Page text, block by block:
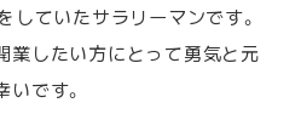
ていたサラリーマンです。
業したい方にとって勇気と元
です。